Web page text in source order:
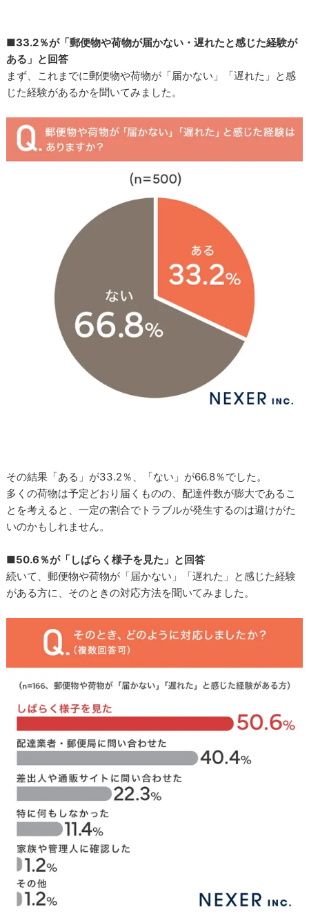
■33.2％が「郵便物や荷物が届かない・遅れたと感じた経験が
ある」と回答
まず、これまでに郵便物や荷物が「届かない」「遅れた」と感
じた経験があるかを聞いてみました。
その結果「ある」が33.2％、「ない」が66.8％でした。
多くの荷物は予定どおり届くものの、配達件数が膨大であるこ
とを考えると、一定の割合でトラブルが発生するのは避けがた
いのかもしれません。
■50.6％が「しばらく様子を見た」と回答
続いて、郵便物や荷物が「届かない」「遅れた」と感じた経験
がある方に、そのときの対応方法を聞いてみました。